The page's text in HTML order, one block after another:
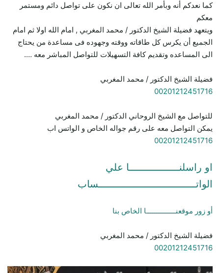
كما نعدكم أنه وبأمر الله تعالى ان نكون على تواصل دائم ومستمر
معكم
ويتعهد فضيلة الشيخ الدكتور / محمد المغربي , امام الله اولا ثم امام
الجميع أن يكرس كل طاقاته ووقته وجهوده فى مساعدة من يحتاج
الى المساعده وتقديم كافة التسهيلات للتواصل المباشر معه ….
فضيلة الشيخ الدكتور / محمد المغربي
00201212451716
للتواصل مع الشيخ الروحاني الدكتور / محمد المغربي
يمكن التواصل معه على رقم جواله الخاص و الواتس اب
00201212451716
او راسلنـــــــــــــــــا علي
الواتـــــــــــــــــــــــــــــــــساب
أو زور موقعنـــــــــــــــا الخاص بنا
فضيلة الشيخ الدكتور / محمد المغربي
00201212451716